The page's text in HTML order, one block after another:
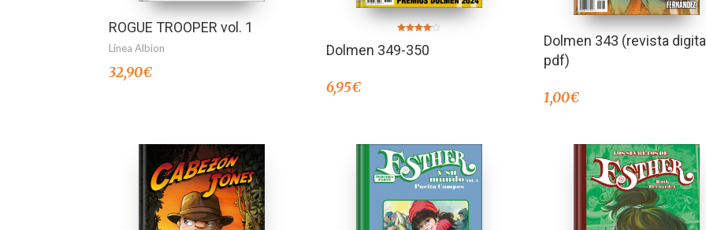
ROGUE TROOPER vol. 1
Línea Albion
32,90€
en
4.00
Dolmen 349-350
6,95€
Dolmen 343 (revista
pdf)
1,00€